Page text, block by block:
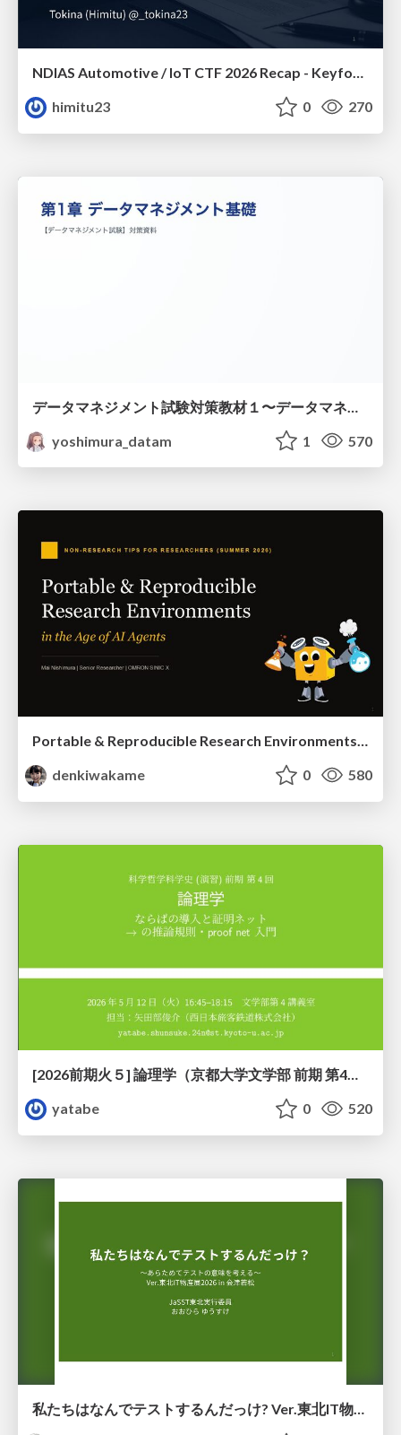
NDIAS Automotive / IoT CTF 2026 Recap - Keyfob & OSINT
himitu23
0 270
yoshimura_datam
1 570
Portable & Reproducible Research Environments in the Age of AI Agents
denkiwakame
0 580
[2026前期火５] 論理学（京都大学文学部 前期 第4回）「 ならば（→）の導入と証明ネット」
yatabe
0 520